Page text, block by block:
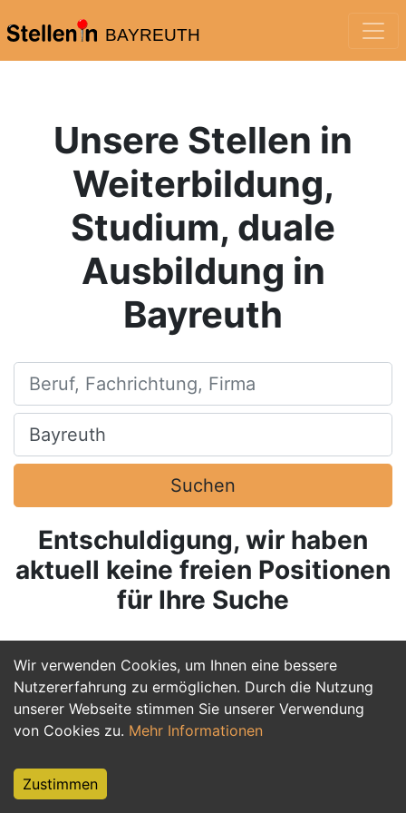
BAYREUTH
Wir verwenden Cookies, um Ihnen eine bessere
Nutzererfahrung zu ermöglichen. Durch die Nutzung
unserer Webseite stimmen Sie unserer Verwendung
von Cookies zu. Mehr Informationen
Zustimmen
Unsere Stellen in
Weiterbildung,
Studium, duale
Ausbildung in
Bayreuth
Beruf, Fachrichtung, Firma
Ort, Stadt
Suchen
Entschuldigung, wir haben
aktuell keine freien Positionen
für Ihre Suche